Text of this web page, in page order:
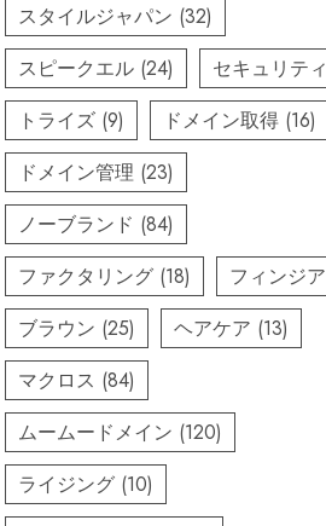
スタイルジャパン (32)
スピークエル (24) セキュリティ
トライズ (9) ドメイン取得 (16)
ドメイン管理 (23)
ノーブランド (84)
ファクタリング (18) フィンジア
ブラウン (25) ヘアケア (13)
マクロス (84)
ムームードメイン (120)
ライジング (10)